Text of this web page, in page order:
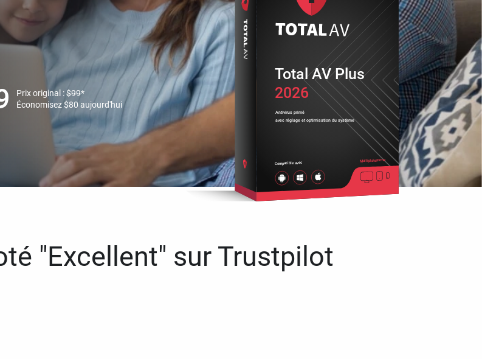
Prix original :$99*
Économisez$80 aujourd'hui
2026
Antivirus primé
avec réglage et optimisation du système
Compatible avec Multiplateforme
Total AV Plus
"Excellent" sur Trustpilot